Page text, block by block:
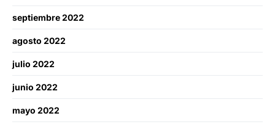
septiembre 2022
agosto 2022
julio 2022
junio 2022
mayo 2022